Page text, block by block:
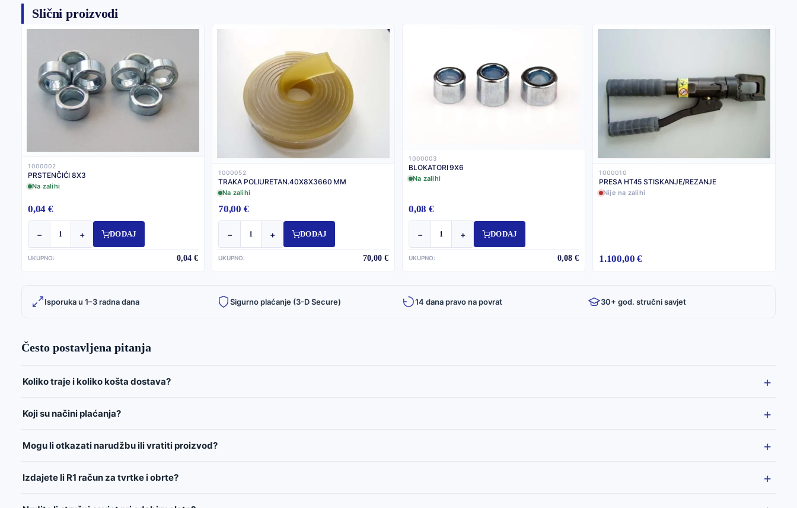
Slični proizvodi
1000002
PRSTENČIĆI 8X3
Na zalihi
0,04 €
− + DODAJ
UKUPNO: 0,04 €
1000052
TRAKA POLIURETAN.40X8X3660 MM
Na zalihi
70,00 €
− + DODAJ
UKUPNO: 70,00 €
1000003
BLOKATORI 9X6
Na zalihi
0,08 €
− + DODAJ
UKUPNO: 0,08 €
1000010
PRESA HT45 STISKANJE/REZANJE
Nije na zalihi
1.100,00 €
Isporuka u 1–3 radna dana Sigurno plaćanje (3-D Secure) 14 dana pravo na povrat 30+ god. stručni savjet
Često postavljena pitanja
Koliko traje i koliko košta dostava?
Koji su načini plaćanja?
Mogu li otkazati narudžbu ili vratiti proizvod?
Izdajete li R1 račun za tvrtke i obrte?